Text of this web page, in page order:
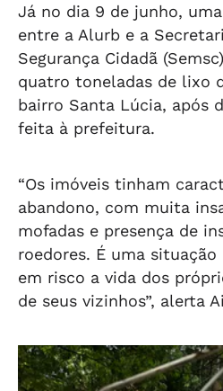
Já no dia 9 de junho,
entre a Alurb e a
Segurança Cidadã
quatro toneladas de lixo
bairro Santa Lúcia, após
feita à prefeitura.
“Os imóveis tinham
abandono, com muita
mofadas e presença de
roedores. É uma
em risco a vida dos
de seus vizinhos”, alerta